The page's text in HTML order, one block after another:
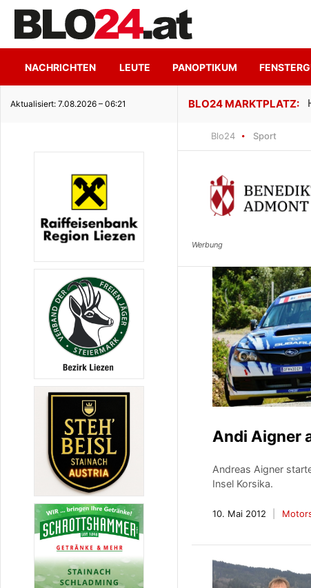
NACHRICHTEN LEUTE PANOPTIKUM
Aktualisiert: 7.08.2026 – 06:21
Seeidylle
Blo24 Sport
Andi Aigner
Andreas Aigner
Insel Korsika.
10. Mai 2012